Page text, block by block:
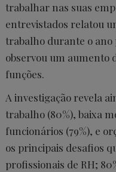
trabalhar nas suas
entrevistados relatou
trabalho durante o ano
observou um aumento
funções.
A investigação revela
trabalho (80%), baixa
funcionários (79%), e
os principais desafios
profissionais de RH;